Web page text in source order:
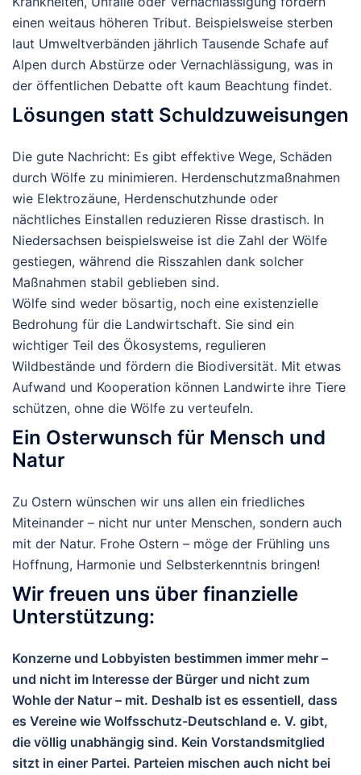
einen weitaus höheren Tribut. Beispielsweise sterben
laut Umweltverbänden jährlich Tausende Schafe auf
Alpen durch Abstürze oder Vernachlässigung, was in
der öffentlichen Debatte oft kaum Beachtung findet.
Lösungen statt Schuldzuweisungen
Die gute Nachricht: Es gibt effektive Wege, Schäden
durch Wölfe zu minimieren. Herdenschutzmaßnahmen
wie Elektrozäune, Herdenschutzhunde oder
nächtliches Einstallen reduzieren Risse drastisch. In
Niedersachsen beispielsweise ist die Zahl der Wölfe
gestiegen, während die Risszahlen dank solcher
Maßnahmen stabil geblieben sind.
Wölfe sind weder bösartig, noch eine existenzielle
Bedrohung für die Landwirtschaft. Sie sind ein
wichtiger Teil des Ökosystems, regulieren
Wildbestände und fördern die Biodiversität. Mit etwas
Aufwand und Kooperation können Landwirte ihre Tiere
schützen, ohne die Wölfe zu verteufeln.
Ein Osterwunsch für Mensch und
Natur
Zu Ostern wünschen wir uns allen ein friedliches
Miteinander – nicht nur unter Menschen, sondern auch
mit der Natur. Frohe Ostern – möge der Frühling uns
Hoffnung, Harmonie und Selbsterkenntnis bringen!
Wir freuen uns über finanzielle
Unterstützung:
Konzerne und Lobbyisten bestimmen immer mehr –
und nicht im Interesse der Bürger und nicht zum
Wohle der Natur – mit. Deshalb ist es essentiell, dass
es Vereine wie Wolfsschutz-Deutschland e. V. gibt,
die völlig unabhängig sind. Kein Vorstandsmitglied
sitzt in einer Partei. Parteien mischen auch nicht bei